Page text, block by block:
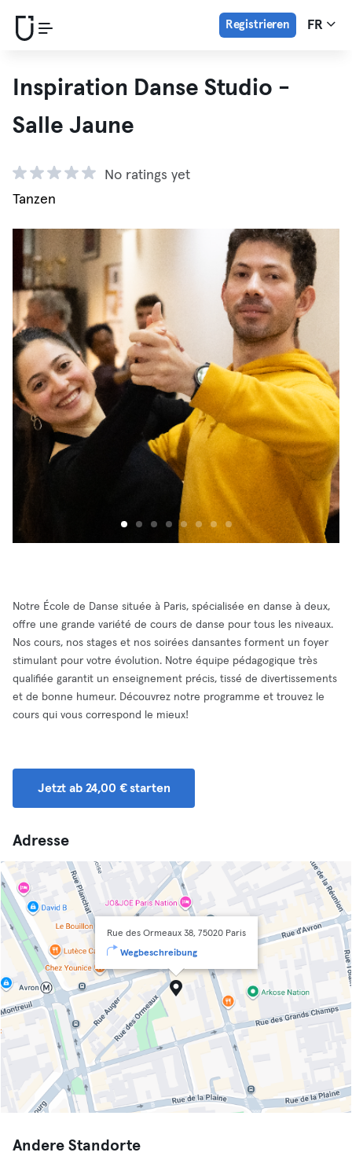
Registrieren FR
Inspiration Danse Studio -
Salle Jaune
No ratings yet
Tanzen
Notre École de Danse située à Paris, spécialisée en danse à deux,
offre une grande variété de cours de danse pour tous les niveaux.
Nos cours, nos stages et nos soirées dansantes forment un foyer
stimulant pour votre évolution. Notre équipe pédagogique très
qualifiée garantit un enseignement précis, tissé de divertissements
et de bonne humeur. Découvrez notre programme et trouvez le
cours qui vous correspond le mieux!
Jetzt ab 24,00 € starten
Adresse
Rue des Ormeaux 38, 75020 Paris
Wegbeschreibung
Andere Standorte